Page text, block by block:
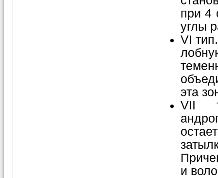
при 4
углы
VI
эта
VII
и